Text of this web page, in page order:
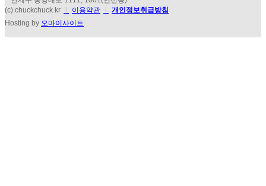
(c) chuckchuck.kr
이용약관
개인정보취급방침
Hosting by 오마이사이트